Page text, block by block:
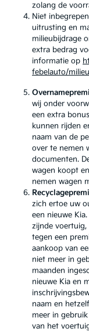
zolang de
Niet
uitrusting en
milieubijdrage
extra bedrag
informatie op
febelauto/
wij onder
een extra
kunnen rijden
naam van de
over te nemen
documenten.
wagen koopt
nemen wagen
zich ertoe uw
een nieuwe
zijnde
tegen een
aankoop van
niet meer in
maanden
nieuwe Kia en
naam en
meer in
van het